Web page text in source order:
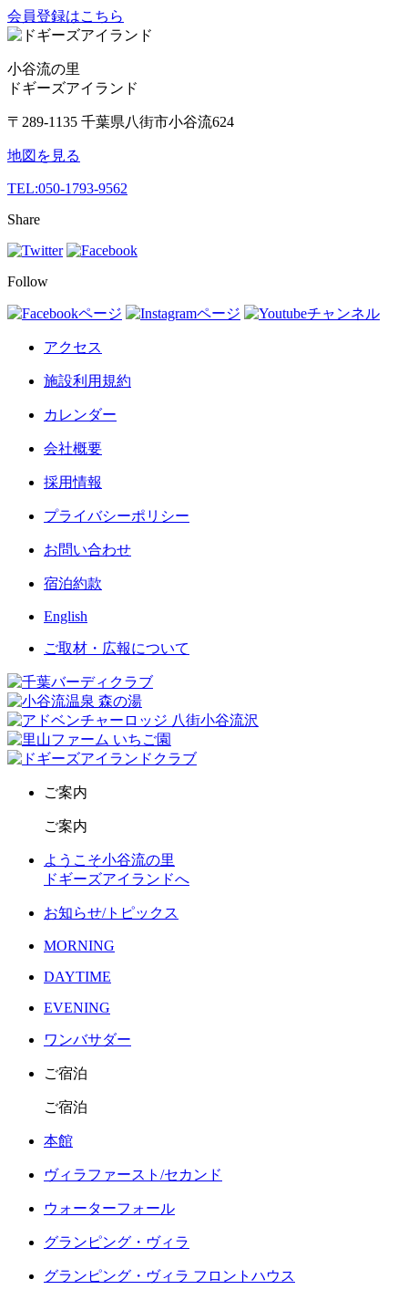
会員登録はこちら
小谷流の里
ドギーズアイランド
〒289-1135 千葉県八街市小谷流624
地図を見る
TEL:050-1793-9562
Share
Follow
アクセス
施設利用規約
カレンダー
会社概要
採用情報
プライバシーポリシー
お問い合わせ
宿泊約款
English
ご取材・広報について
ご案内
ご案内
ようこそ小谷流の里
ドギーズアイランドへ
お知らせ/トピックス
MORNING
DAYTIME
EVENING
ワンバサダー
ご宿泊
ご宿泊
本館
ヴィラファースト/セカンド
ウォーターフォール
グランピング・ヴィラ
グランピング・ヴィラ フロントハウス